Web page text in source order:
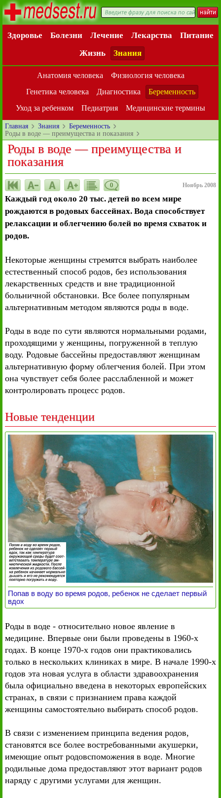
Здоровье Болезни Лечение Лекарства
Питание
Жизнь
Знания
Анатомия человека
Физиология человека
Генетика человека
Диагностика
Беременность
Уход за ребенком
Педиатрия Медицинские термины
Главная Знания
Беременность
Роды в воде — преимущества и показания
Роды в воде — преимущества и
показания
0 Ноябрь 2008
Каждый год около 20 тыс. детей во всем мире
рождаются в родовых бассейнах. Вода способствует
релаксации и облегчению болей во время схваток и
родов.
Некоторые женщины стремятся выбрать наиболее
естественный способ родов, без использования
лекарственных средств и вне традиционной
больничной обстановки. Все более популярным
альтернативным методом являются роды в воде.
Роды в воде по сути являются нормальными родами,
проходящими у женщины, погруженной в теплую
воду. Родовые бассейны предоставляют женщинам
альтернативную форму облегчения болей. При этом
она чувствует себя более расслабленной и может
контролировать процесс родов.
Новые тенденции
Попав в воду во время родов, ребенок не сделает первый
вдох
Роды в воде - относительно новое явление в
медицине. Впервые они были проведены в 1960-х
годах. В конце 1970-х годов они практиковались
только в нескольких клиниках в мире. В начале 1990-х
годов эта новая услуга в области здравоохранения
была официально введена в некоторых европейских
странах, в связи с признанием права каждой
женщины самостоятельно выбирать способ родов.
В связи с изменением принципа ведения родов,
становятся все более востребованными акушерки,
имеющие опыт родовспоможения в воде. Многие
родильные дома предоставляют этот вариант родов
наряду с другими услугами для женщин.